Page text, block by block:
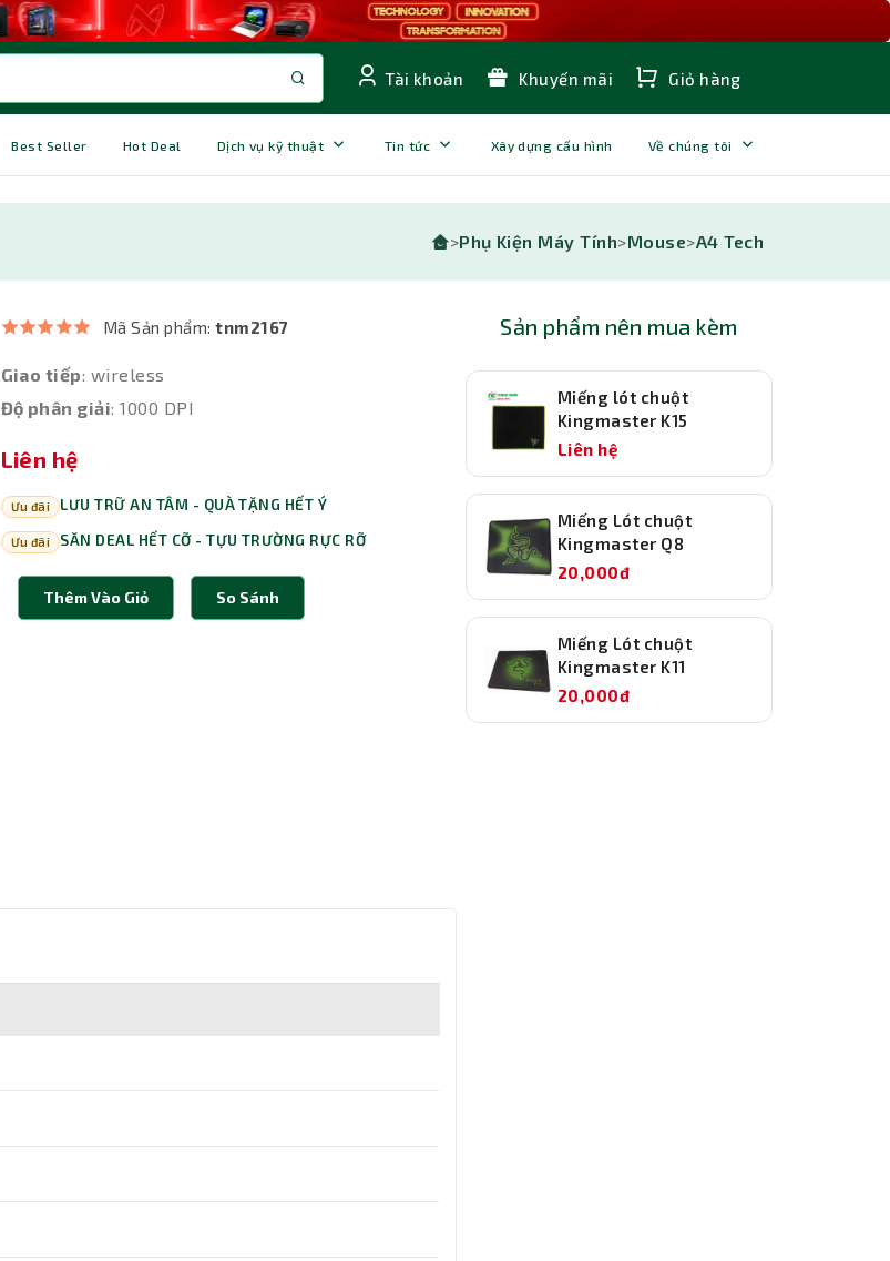
Tài khoản Khuyến mãi Giỏ hàng
Best Seller Hot Deal Dịch vụ kỹ thuật Tin tức Xây dựng cấu hình Về chúng tôi
>Phụ Kiện Máy Tính>Mouse>A4 Tech
Mã Sản phẩm:tnm2167
Giao tiếp: wireless
Độ phân giải: 1000 DPI
Liên hệ
Ưu đãi LƯU TRỮ AN TÂM - QUÀ TẶNG HẾT Ý
Ưu đãi SĂN DEAL HẾT CỠ - TỰU TRƯỜNG RỰC RỠ
Thêm Vào Giỏ So Sánh
Sản phẩm nên mua kèm
Miếng lót chuột
Kingmaster K15
Liên hệ
Miếng Lót chuột
Kingmaster Q8
20,000đ
Miếng Lót chuột
Kingmaster K11
20,000đ